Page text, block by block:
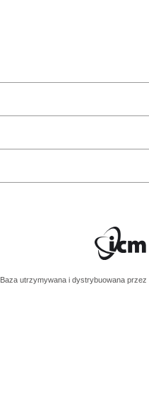
Baza utrzymywana i dystrybuowana przez